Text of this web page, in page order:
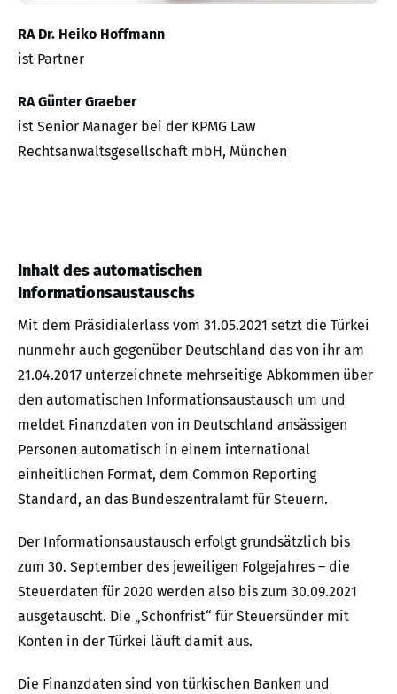
RA Dr. Heiko Hoffmann
ist Partner
RA Günter Graeber
ist Senior Manager bei der KPMG Law
Rechtsanwaltsgesellschaft mbH, München
Inhalt des automatischen
Informationsaustauschs
Mit dem Präsidialerlass vom 31.05.2021 setzt die Türkei
nunmehr auch gegenüber Deutschland das von ihr am
21.04.2017 unterzeichnete mehrseitige Abkommen über
den automatischen Informationsaustausch um und
meldet Finanzdaten von in Deutschland ansässigen
Personen automatisch in einem international
einheitlichen Format, dem Common Reporting
Standard, an das Bundeszentralamt für Steuern.
Der Informationsaustausch erfolgt grundsätzlich bis
zum 30. September des jeweiligen Folgejahres – die
Steuerdaten für 2020 werden also bis zum 30.09.2021
ausgetauscht. Die „Schonfrist“ für Steuersünder mit
Konten in der Türkei läuft damit aus.
Die Finanzdaten sind von türkischen Banken und